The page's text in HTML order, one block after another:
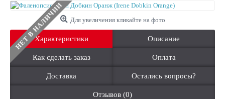
НЕТ В НАЛИЧИИ Для увеличения кликайте на фото
Характеристики Описание
Как сделать заказ Оплата
Доставка Остались вопросы?
Отзывов (0)